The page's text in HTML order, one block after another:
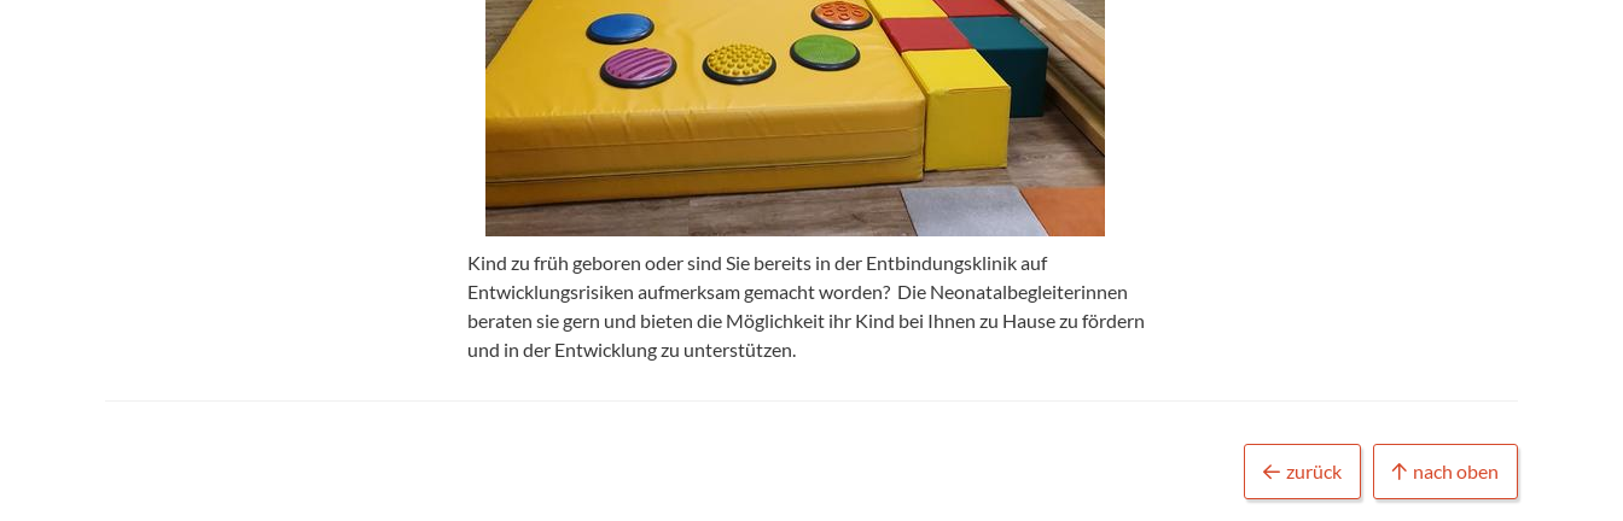
Kind zu früh geboren oder sind Sie bereits in der Entbindungsklinik auf
Entwicklungsrisiken aufmerksam gemacht worden? Die Neonatalbegleiterinnen
beraten sie gern und bieten die Möglichkeit ihr Kind bei Ihnen zu Hause zu fördern
und in der Entwicklung zu unterstützen.
zurück nach oben